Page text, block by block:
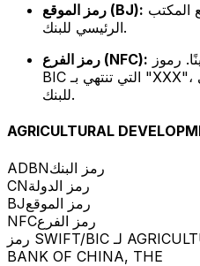
رمز الموقع (BJ):
الرئيسي للبنك.
رمز الفرع (NFC):
BIC التي تنتهي بـ "XXX"، فهي تشير إلى المكتب الرئيسي
للبنك.
AGRICULTURAL
ADBNرمز البنك
CNرمز الدولة
BJرمز الموقع
NFCرمز الفرع
رمز SWIFT/BIC لـ AGRICULTURAL DEVELOPMENT
BANK OF CHINA, THE